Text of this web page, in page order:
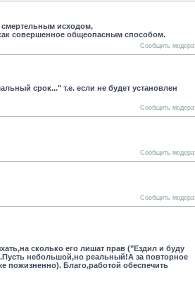
исходом,
совершенное общеопасным способом.
Сообщить
срок..." т.е. если не будет установлен
Сообщить
Сообщить
Сообщить
сколько его лишат прав ("Ездил и буду
небольшой,но реальный!А за повторное
пожизненно). Благо,работой обеспечить